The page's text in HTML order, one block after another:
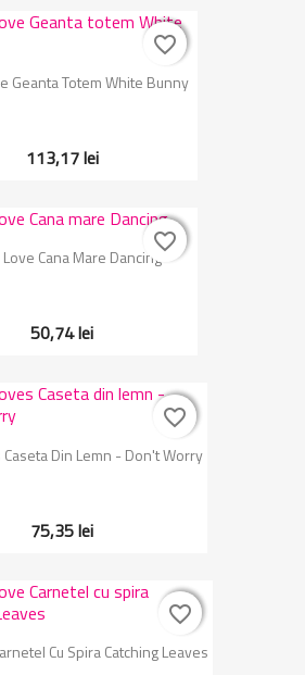
Geanta Totem White Bunny
113,17 lei
favorite_border
favorite_border
Cana Mare Dancing
50,74 lei
favorite_border
favorite_border
Din Lemn - Don't Worry
75,35 lei
favorite_border
favorite_border
Cu Spira Catching Leaves
favorite_border
favorite_border